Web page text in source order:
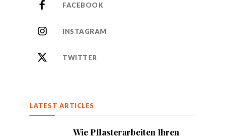
FACEBOOK
INSTAGRAM
TWITTER
LATEST ARTICLES
Wie Pflasterarbeiten Ihren